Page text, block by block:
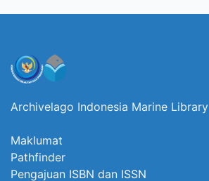
Archivelago Indonesia Marine Library
Maklumat
Pathfinder
Pengajuan ISBN dan ISSN